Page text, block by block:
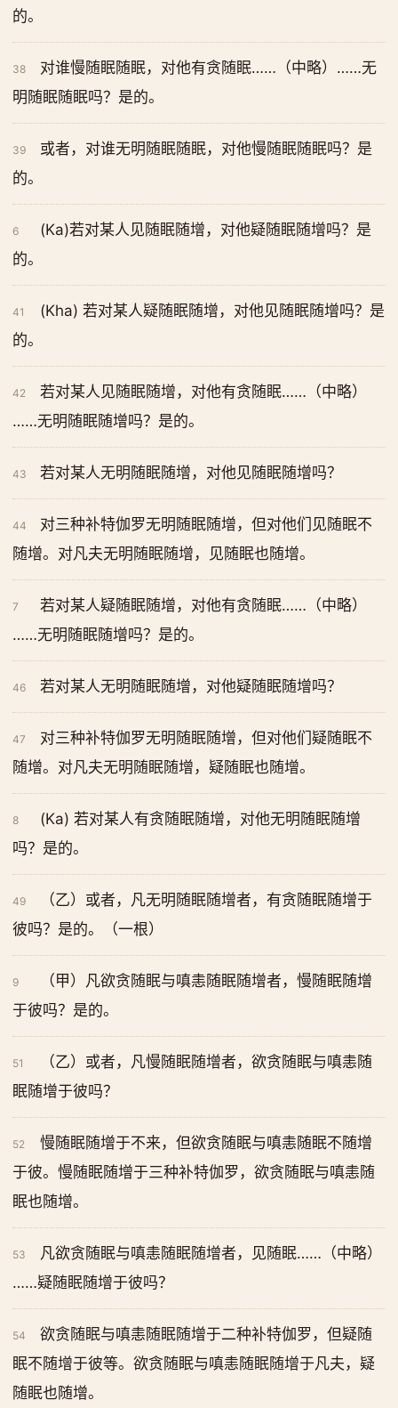
的。
38
对谁慢随眠随眠，对他有贪随眠……（中略）……无
明随眠随眠吗？是的。
39
或者，对谁无明随眠随眠，对他慢随眠随眠吗？是
的。
6
(Ka)若对某人见随眠随增，对他疑随眠随增吗？是
的。
41
(Kha) 若对某人疑随眠随增，对他见随眠随增吗？是
的。
42
若对某人见随眠随增，对他有贪随眠……（中略）
……无明随眠随增吗？是的。
43 若对某人无明随眠随增，对他见随眠随增吗？
44
对三种补特伽罗无明随眠随增，但对他们见随眠不
随增。对凡夫无明随眠随增，见随眠也随增。
7
若对某人疑随眠随增，对他有贪随眠……（中略）
……无明随眠随增吗？是的。
46 若对某人无明随眠随增，对他疑随眠随增吗？
47
对三种补特伽罗无明随眠随增，但对他们疑随眠不
随增。对凡夫无明随眠随增，疑随眠也随增。
8
(Ka) 若对某人有贪随眠随增，对他无明随眠随增
吗？是的。
49
（乙）或者，凡无明随眠随增者，有贪随眠随增于
彼吗？是的。（一根）
9
（甲）凡欲贪随眠与嗔恚随眠随增者，慢随眠随增
于彼吗？是的。
51
（乙）或者，凡慢随眠随增者，欲贪随眠与嗔恚随
眠随增于彼吗？
52
慢随眠随增于不来，但欲贪随眠与嗔恚随眠不随增
于彼。慢随眠随增于三种补特伽罗，欲贪随眠与嗔恚随
眠也随增。
53
凡欲贪随眠与嗔恚随眠随增者，见随眠……（中略）
……疑随眠随增于彼吗？
54
欲贪随眠与嗔恚随眠随增于二种补特伽罗，但疑随
眠不随增于彼等。欲贪随眠与嗔恚随眠随增于凡夫，疑
随眠也随增。